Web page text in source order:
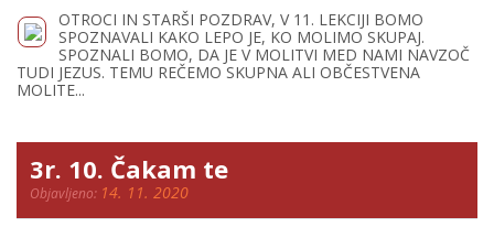
OTROCI IN STARŠI POZDRAV, V 11. LEKCIJI BOMO
SPOZNAVALI KAKO LEPO JE, KO MOLIMO SKUPAJ.
SPOZNALI BOMO, DA JE V MOLITVI MED NAMI NAVZOČ
TUDI JEZUS. TEMU REČEMO SKUPNA ALI OBČESTVENA
MOLITE...
3r. 10. Čakam te
Objavljeno: 14. 11. 2020